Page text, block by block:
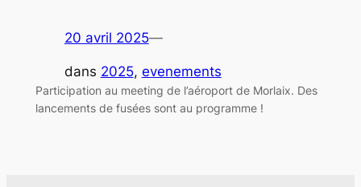
20 avril 2025—
dans 2025, evenements
Participation au meeting de l’aéroport de Morlaix. Des
lancements de fusées sont au programme !